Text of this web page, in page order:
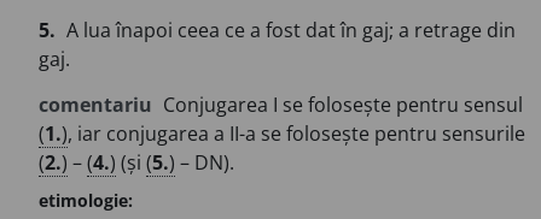
5. A lua înapoi ceea ce a fost dat în gaj; a retrage din
gaj.
comentariu Conjugarea I se folosește pentru sensul
(1.), iar conjugarea a II-a se folosește pentru sensurile
(2.) –(4.) (și (5.) – DN).
etimologie: